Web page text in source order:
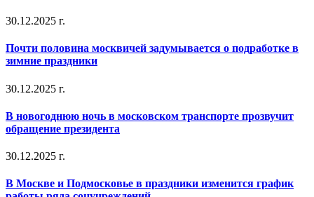
30.12.2025 г.
Почти половина москвичей задумывается о подработке в
зимние праздники
30.12.2025 г.
В новогоднюю ночь в московском транспорте прозвучит
обращение президента
30.12.2025 г.
В Москве и Подмосковье в праздники изменится график